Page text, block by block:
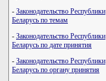
- Законодательство Республики
Беларусь по темам
- Законодательство Республики
Беларусь по дате принятия
- Законодательство Республики
Беларусь по органу принятия